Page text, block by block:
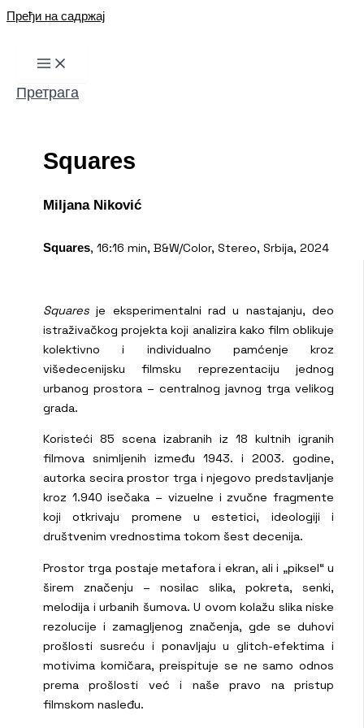
Пређи на садржај
Претрага
Squares
Miljana Niković
Squares, 16:16 min, B&W/Color, Stereo, Srbija, 2024
Squares je eksperimentalni rad u nastajanju, deo
istraživačkog projekta koji analizira kako film oblikuje
kolektivno i individualno pamćenje kroz
višedecenijsku filmsku reprezentaciju jednog
urbanog prostora – centralnog javnog trga velikog
grada.
Koristeći 85 scena izabranih iz 18 kultnih igranih
filmova snimljenih između 1943. i 2003. godine,
autorka secira prostor trga i njegovo predstavljanje
kroz 1.940 isečaka – vizuelne i zvučne fragmente
koji otkrivaju promene u estetici, ideologiji i
društvenim vrednostima tokom šest decenija.
Prostor trga postaje metafora i ekran, ali i „piksel“ u
širem značenju – nosilac slika, pokreta, senki,
melodija i urbanih šumova. U ovom kolažu slika niske
rezolucije i zamagljenog značenja, gde se duhovi
prošlosti susreću i ponavljaju u glitch-efektima i
motivima komičara, preispituje se ne samo odnos
prema prošlosti već i naše pravo na pristup
filmskom nasleđu.